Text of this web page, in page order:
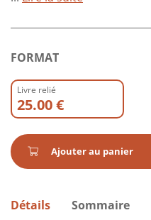
FORMAT
Livre relié
25.00 €
Ajouter au panier
Détails Sommaire